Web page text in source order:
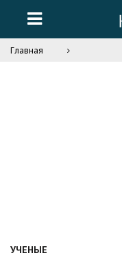
Главная
УЧЕНЫЕ